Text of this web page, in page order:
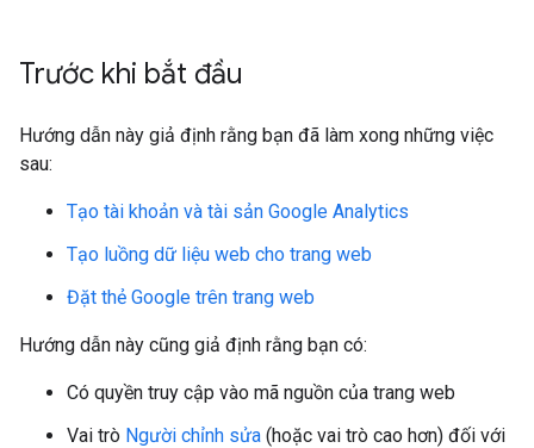
Trước khi bắt đầu
Hướng dẫn này giả định rằng bạn đã làm xong những việc
sau:
Tạo tài khoản và tài sản Google Analytics
Tạo luồng dữ liệu web cho trang web
Đặt thẻ Google trên trang web
Hướng dẫn này cũng giả định rằng bạn có:
Có quyền truy cập vào mã nguồn của trang web
Vai trò Người chỉnh sửa (hoặc vai trò cao hơn) đối với